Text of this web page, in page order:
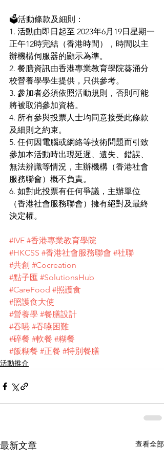
🗳️活動條款及細則：
1. 活動由即日起至 2023年6月19日星期一
正午12時完結（香港時間），時間以主
辦機構伺服器的顯示為準。
2. 餐膳資訊由香港專業教育學院葵涌分
校營養學學生提供，只供參考。
3. 參加者必須依照活動規則，否則可能
將被取消參加資格。
4. 所有參與投票人士均同意接受此條款
及細則之約束。
5. 任何因電腦或網絡等技術問題而引致
參加本活動時出現延遲、遺失、錯誤、
無法辨識等情況，主辦機構（香港社會
服務聯會）概不負責。
6. 如對此投票有任何爭議，主辦單位
（香港社會服務聯會）擁有絕對及最終
決定權。
#IVE #香港專業教育學院
#HKCSS #香港社會服務聯會 #社聯
#共創 #Cocreation
#點子匯 #SolutionsHub
#CareFood #照護食
#照護食大使
#營養學 #餐膳設計
#吞嚥 #吞嚥困難
#碎餐 #軟餐 #糊餐
#飯糊餐 #正餐 #特別餐膳
活動推介
最新文章 查看全部